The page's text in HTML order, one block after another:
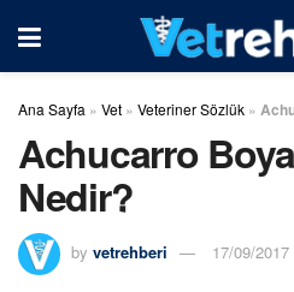
Ana Sayfa » Vet » Veteriner Sözlük »
Achucarro
Nedir?
by vetrehberi 17/09/2017